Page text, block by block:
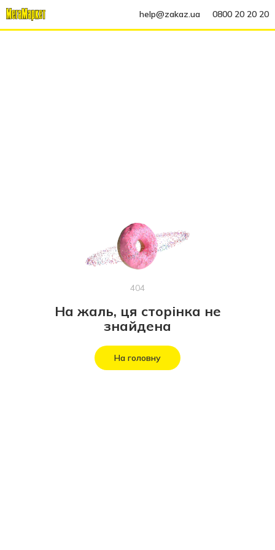
help@zakaz.ua 0800 20 20 20
404
На жаль, ця сторінка не
знайдена
На головну